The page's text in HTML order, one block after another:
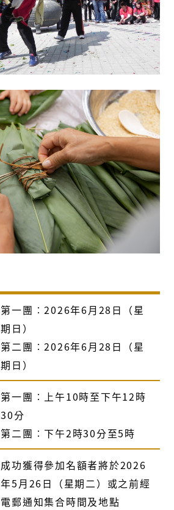
第一團︰2026年6月 28 日（星
期日）
第二團︰2026年6月28日（星
期日）
第一團︰上午10時至下午12時
30分
第二團︰下午2時30分至5時
成功獲得參加名額者將於2026
年5月26日（星期二）或之前經
電郵通知集合時間及地點